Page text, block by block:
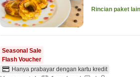
Rincian paket
Seasonal Sale
Flash Voucher
Hanya prabayar dengan kartu kredit